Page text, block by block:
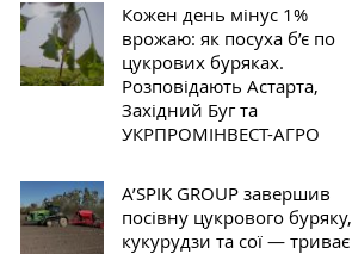
Кожен день мінус 1%
врожаю: як посуха б’є по
цукрових буряках.
Розповідають Астарта,
Західний Буг та
УКРПРОМІНВЕСТ-АГРО
A’SPIK GROUP завершив
посівну цукрового буряку,
кукурудзи та сої — триває